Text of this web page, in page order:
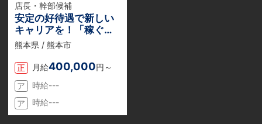
店長・幹部候補
安定の好待遇で新しい
キャリアを！「稼ぐ」
も「休む」も妥協しな
す。
熊本県 / 熊本市
正 月給400,000円～
ア
時給---
ア
時給---